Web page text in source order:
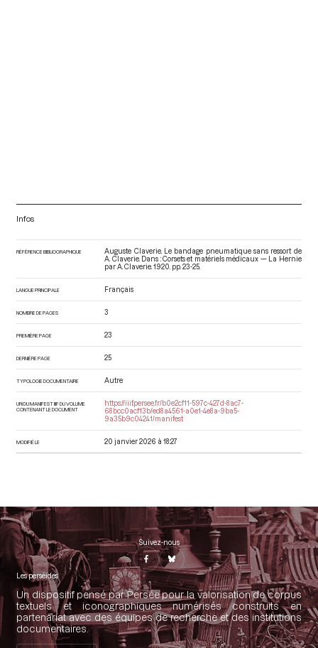
Infos
RÉFÉRENCE BIBLIOGRAPHIQUE
Auguste Claverie. Le bandage pneumatique sans ressort de
A. Claverie. Dans : Corsets et matériels médicaux — La Hernie
par A. Claverie . 1920. pp. 23-25.
LANGUE PRINCIPALE Français
NOMBRE DE PAGES 3
PREMIÈRE PAGE 23
DERNIÈRE PAGE 25
TYPOLOGIE DOCUMENTAIRE Autre
URI DU MANIFEST IIIF DU VOLUME
CONTENANT LE DOCUMENT
https://iiif.persee.fr/b0e2cf11-597c-427d-8ac7-
68bcc0acf13b/ed8a4561-a0e1-4e8a-9ba5-
9a35b9c04241/manifest
MODIFIÉ LE 20 janvier 2026 à 18:27
Suivez-nous
Les perséides
Un dispositif pensé par Persée pour la valorisation de corpus
textuels et iconographiques numérisés construits en
partenariat avec des équipes de recherche et des institutions
documentaires.